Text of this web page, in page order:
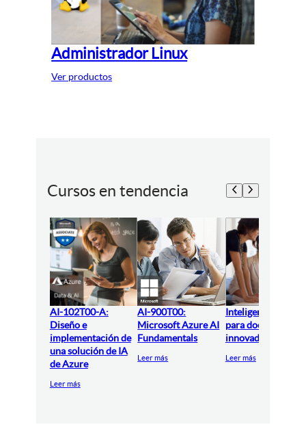
Administrador Linux
Ver productos
Cursos en tendencia
AI-102T00-A:
Diseño e
implementación de
una solución de IA
de Azure
Leer más
AI-900T00:
Microsoft Azure AI
Fundamentals
Leer más
Inteligencia
para docentes
innovadores
Leer más